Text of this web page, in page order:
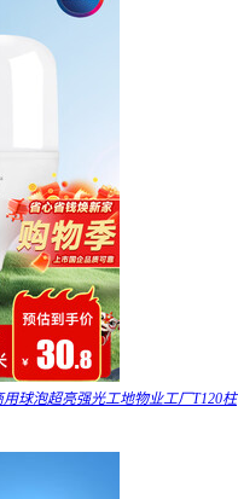
球泡超亮强光工地物业工厂T120柱